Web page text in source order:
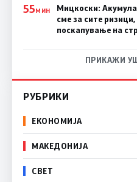
55МИН
Мицкоски:
сме за сите
поскапување на
ПРИКАЖИ
РУБРИКИ
ЕКОНОМИЈА
МАКЕДОНИЈА
СВЕТ